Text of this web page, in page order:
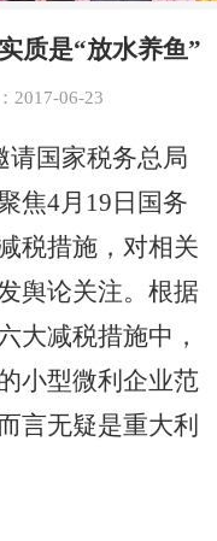
质是“放水养鱼”
2017-06-23
国家税务总局
焦4月19日国务
税措施，对相关
舆论关注。根据
大减税措施中，
小型微利企业范
言无疑是重大利